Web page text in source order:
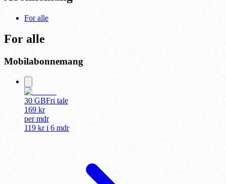
For alle
For alle
Mobilabonnemang
30 GBFri tale
169 kr
permdr
119 kr i 6 mdr